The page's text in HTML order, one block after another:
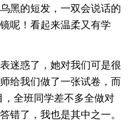
黑的短发，一双会说话的
呢！看起来温柔又有学
惑了，她对我们可是很
给我们做了一张试卷，而
全班同学差不多全做对
错了，我也是其中之一。